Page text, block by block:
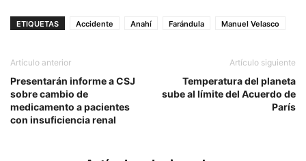
ETIQUETAS Accidente Anahí Farándula Manuel Velasco
Artículo anterior
Presentarán informe a CSJ
sobre cambio de
medicamento a pacientes
con insuficiencia renal
Artículo siguiente
Temperatura del planeta
sube al límite del Acuerdo de
París